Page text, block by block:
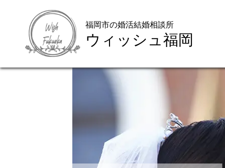
福岡市の婚活結婚相談所
ウィッシュ福岡